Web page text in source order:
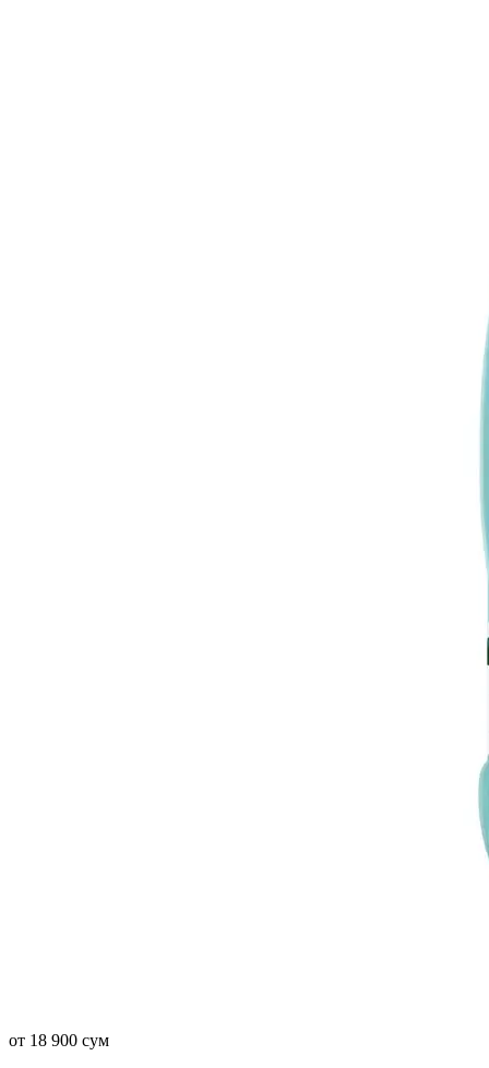
от 18 900 сум